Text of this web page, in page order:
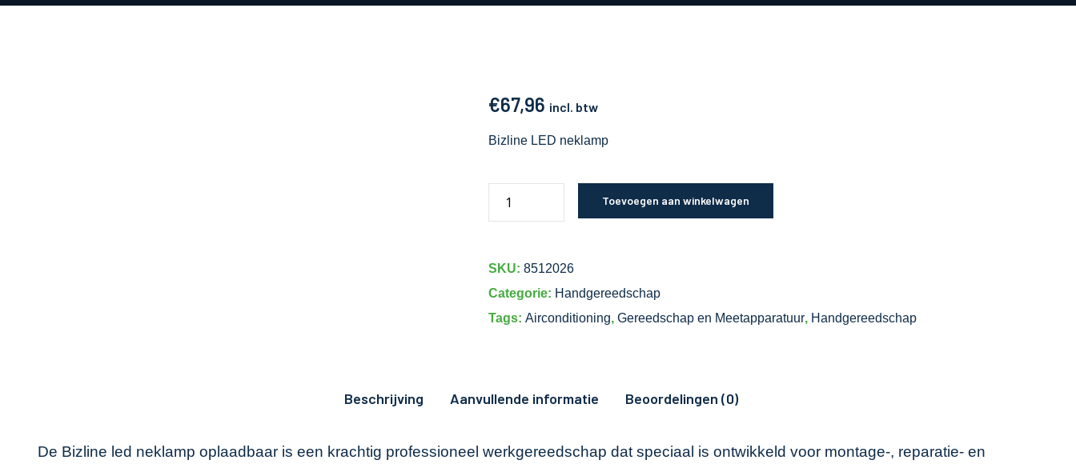
€67,96 incl. btw
Bizline LED neklamp
Toevoegen aan winkelwagen
SKU: 8512026
Categorie: Handgereedschap
Tags: Airconditioning, Gereedschap en Meetapparatuur, Handgereedschap
Beschrijving Aanvullende informatie Beoordelingen (0)
De Bizline led neklamp oplaadbaar is een krachtig professioneel werkgereedschap dat speciaal is ontwikkeld voor montage-, reparatie- en